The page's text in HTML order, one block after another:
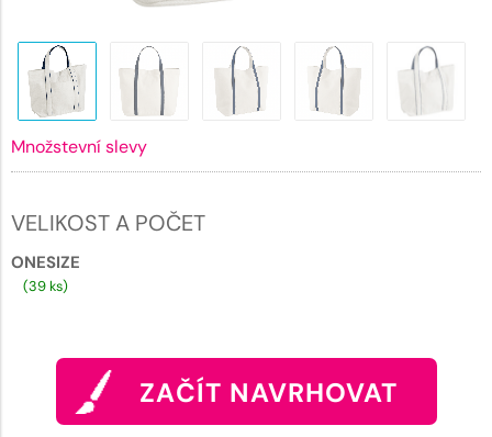
Množstevní slevy
VELIKOST A POČET
ONESIZE
(39 ks)
ZAČÍT NAVRHOVAT